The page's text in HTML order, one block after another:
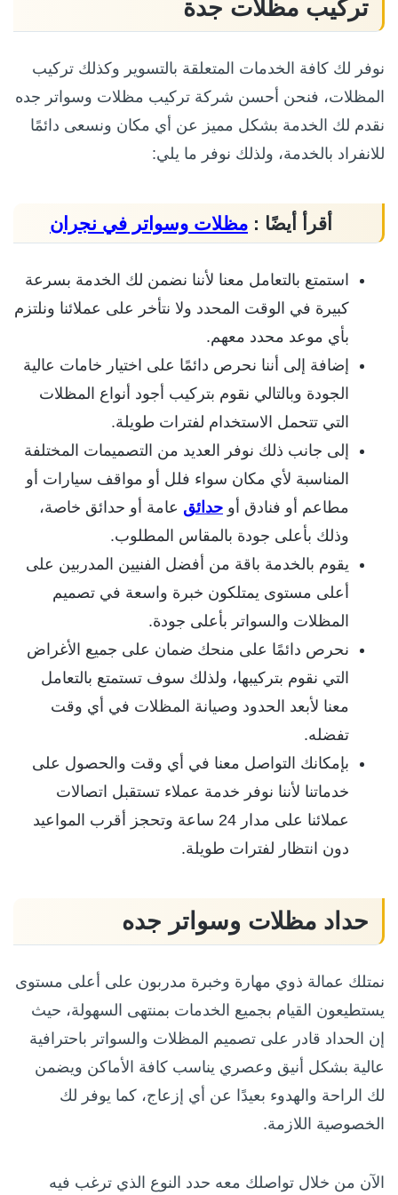
تركيب مظلات جدة
نوفر لك كافة الخدمات المتعلقة بالتسوير وكذلك تركيب
المظلات، فنحن أحسن شركة تركيب مظلات وسواتر جده
نقدم لك الخدمة بشكل مميز عن أي مكان ونسعى دائمًا
للانفراد بالخدمة، ولذلك نوفر ما يلي:
أقرأ أيضًا : مظلات وسواتر في نجران
استمتع بالتعامل معنا لأننا نضمن لك الخدمة بسرعة
كبيرة في الوقت المحدد ولا نتأخر على عملائنا ونلتزم
بأي موعد محدد معهم.
إضافة إلى أننا نحرص دائمًا على اختيار خامات عالية
الجودة وبالتالي نقوم بتركيب أجود أنواع المظلات
التي تتحمل الاستخدام لفترات طويلة.
إلى جانب ذلك نوفر العديد من التصميمات المختلفة
المناسبة لأي مكان سواء فلل أو مواقف سيارات أو
مطاعم أو فنادق أو حدائق عامة أو حدائق خاصة،
وذلك بأعلى جودة بالمقاس المطلوب.
يقوم بالخدمة باقة من أفضل الفنيين المدربين على
أعلى مستوى يمتلكون خبرة واسعة في تصميم
المظلات والسواتر بأعلى جودة.
نحرص دائمًا على منحك ضمان على جميع الأغراض
التي نقوم بتركيبها، ولذلك سوف تستمتع بالتعامل
معنا لأبعد الحدود وصيانة المظلات في أي وقت
تفضله.
بإمكانك التواصل معنا في أي وقت والحصول على
خدماتنا لأننا نوفر خدمة عملاء تستقبل اتصالات
عملائنا على مدار 24 ساعة وتحجز أقرب المواعيد
دون انتظار لفترات طويلة.
حداد مظلات وسواتر جده
نمتلك عمالة ذوي مهارة وخبرة مدربون على أعلى مستوى
يستطيعون القيام بجميع الخدمات بمنتهى السهولة، حيث
إن الحداد قادر على تصميم المظلات والسواتر باحترافية
عالية بشكل أنيق وعصري يناسب كافة الأماكن ويضمن
لك الراحة والهدوء بعيدًا عن أي إزعاج، كما يوفر لك
الخصوصية اللازمة.
الآن من خلال تواصلك معه حدد النوع الذي ترغب فيه